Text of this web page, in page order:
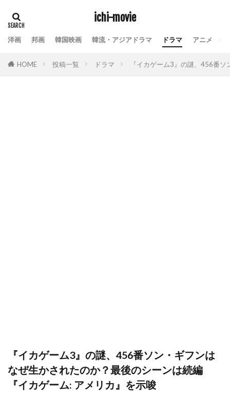
ichi-movie
洋画 邦画 韓国映画 韓流・アジアドラマ ドラマ アニメ
HOME 投稿一覧 ドラマ 『イカゲーム3』の謎、456番
『イカゲーム3』の謎、456番ソン・ギフンは
なぜ生かされたのか？最後のシーンは続編
『イカゲーム: アメリカ』を示唆